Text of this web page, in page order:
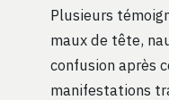
Plusieurs
maux de tête,
confusion après
manifestations